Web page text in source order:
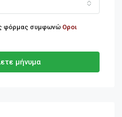
φόρμας συμφωνώ Οροι
μήνυμα